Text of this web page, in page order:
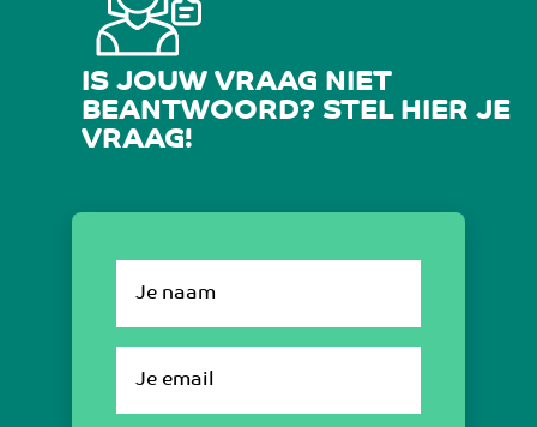
IS JOUW VRAAG NIET
BEANTWOORD? STEL HIER JE
VRAAG!